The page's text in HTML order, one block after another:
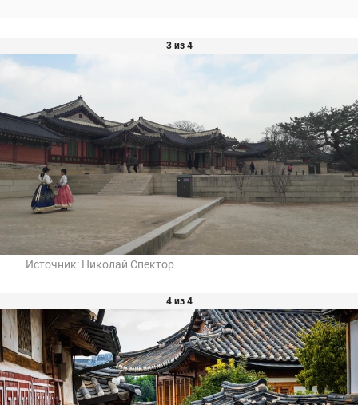
3 из 4
Источник: Николай Спектор
4 из 4